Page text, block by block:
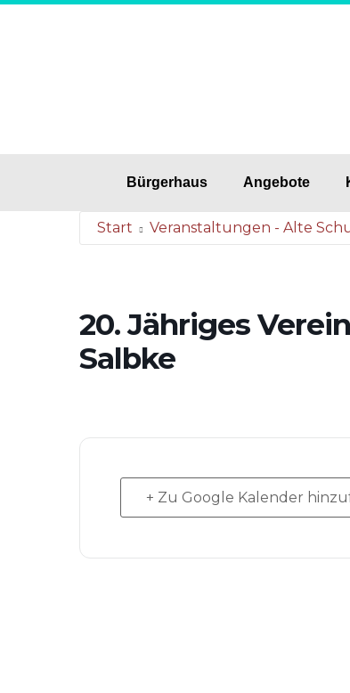
Bürgerhaus Angebote
Start Veranstaltungen - Alte
20. Jähriges
Salbke
+ Zu Google Kalender